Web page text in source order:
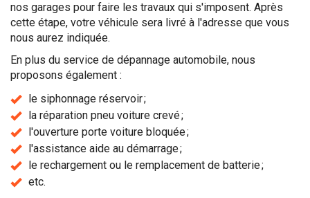
nos garages pour faire les travaux qui s'imposent. Après
cette étape, votre véhicule sera livré à l'adresse que vous
nous aurez indiquée.
En plus du service de dépannage automobile, nous
proposons également :
le siphonnage réservoir ;
la réparation pneu voiture crevé ;
l'ouverture porte voiture bloquée ;
l'assistance aide au démarrage ;
le rechargement ou le remplacement de batterie ;
etc.